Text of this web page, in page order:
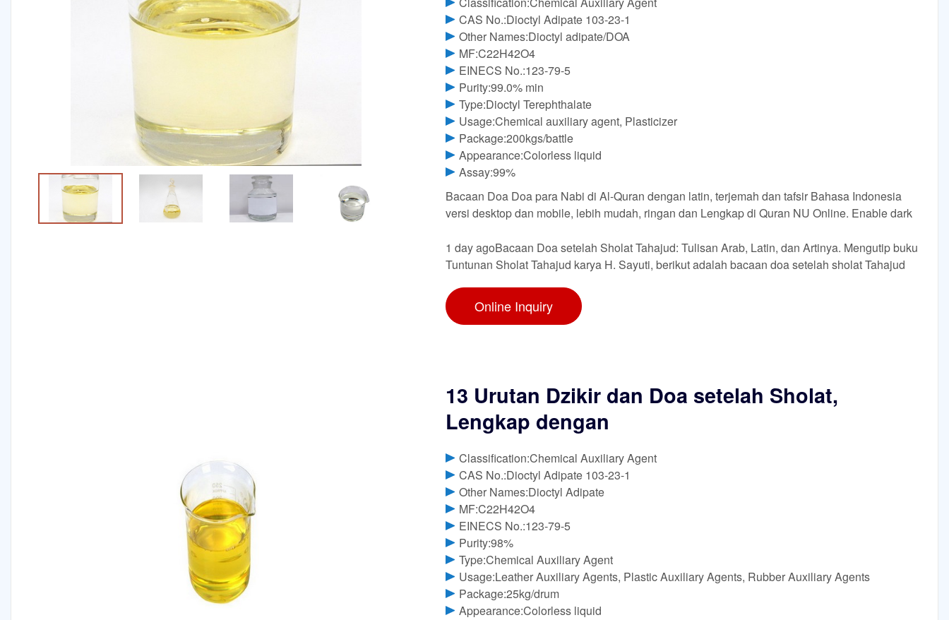
CAS No.:Dioctyl Adipate 103-23-1
Other Names:Dioctyl adipate/DOA
MF:C22H42O4
EINECS No.:123-79-5
Purity:99.0% min
Type:Dioctyl Terephthalate
Usage:Chemical auxiliary agent, Plasticizer
Package:200kgs/battle
Appearance:Colorless liquid
Assay:99%
Bacaan Doa Doa para Nabi di Al-Quran dengan latin, terjemah dan tafsir Bahasa Indonesia
versi desktop dan mobile, lebih mudah, ringan dan Lengkap di Quran NU Online. Enable dark
1 day agoBacaan Doa setelah Sholat Tahajud: Tulisan Arab, Latin, dan Artinya. Mengutip buku
Tuntunan Sholat Tahajud karya H. Sayuti, berikut adalah bacaan doa setelah sholat Tahajud
Online Inquiry
13 Urutan Dzikir dan Doa setelah Sholat,
Lengkap dengan
Classification:Chemical Auxiliary Agent
CAS No.:Dioctyl Adipate 103-23-1
Other Names:Dioctyl Adipate
MF:C22H42O4
EINECS No.:123-79-5
Purity:98%
Type:Chemical Auxiliary Agent
Usage:Leather Auxiliary Agents, Plastic Auxiliary Agents, Rubber Auxiliary Agents
Package:25kg/drum
Appearance:Colorless liquid